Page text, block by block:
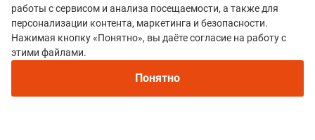
Рекомендуем
Непромокаемые кроссовки для бега зимой и
трейлраннинга 2026. Для города и
работы с сервисом и анализа посещаемости, а также для
персонализации контента, маркетинга и безопасности.
Нажимая кнопку «Понятно», вы даёте согласие на работу с
этими файлами.
Понятно